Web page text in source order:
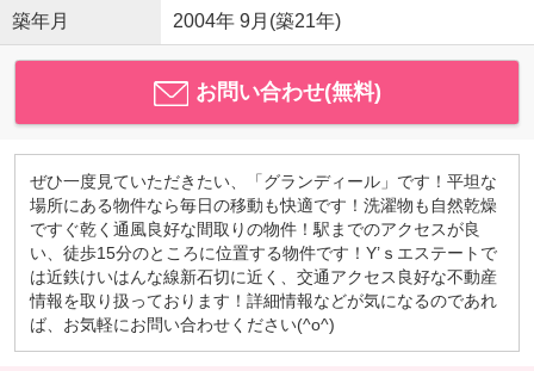
築年月 2004年 9月(築21年)
お問い合わせ(無料)
ぜひ一度見ていただきたい、「グランディール」です！平坦な
場所にある物件なら毎日の移動も快適です！洗濯物も自然乾燥
ですぐ乾く通風良好な間取りの物件！駅までのアクセスが良
い、徒歩15分のところに位置する物件です！Y’ｓエステートで
は近鉄けいはんな線新石切に近く、交通アクセス良好な不動産
情報を取り扱っております！詳細情報などが気になるのであれ
ば、お気軽にお問い合わせください(^o^)